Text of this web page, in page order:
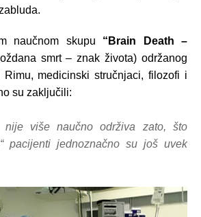
naučnom skupu “Brain Death –
smrt – znak života) održanog
Rimu, medicinski stručnjaci, filozofi i
su zaključili:
nije više naučno održiva zato, što
pacijenti jednoznačno su još uvek